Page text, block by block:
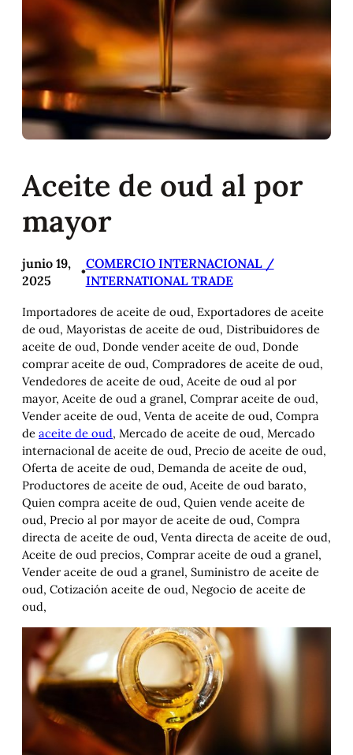
Aceite de oud al por
mayor
junio 19,
2025
•
COMERCIO INTERNACIONAL /
INTERNATIONAL TRADE
Importadores de aceite de oud, Exportadores de aceite
de oud, Mayoristas de aceite de oud, Distribuidores de
aceite de oud, Donde vender aceite de oud, Donde
comprar aceite de oud, Compradores de aceite de oud,
Vendedores de aceite de oud, Aceite de oud al por
mayor, Aceite de oud a granel, Comprar aceite de oud,
Vender aceite de oud, Venta de aceite de oud, Compra
de aceite de oud, Mercado de aceite de oud, Mercado
internacional de aceite de oud, Precio de aceite de oud,
Oferta de aceite de oud, Demanda de aceite de oud,
Productores de aceite de oud, Aceite de oud barato,
Quien compra aceite de oud, Quien vende aceite de
oud, Precio al por mayor de aceite de oud, Compra
directa de aceite de oud, Venta directa de aceite de oud,
Aceite de oud precios, Comprar aceite de oud a granel,
Vender aceite de oud a granel, Suministro de aceite de
oud, Cotización aceite de oud, Negocio de aceite de
oud,